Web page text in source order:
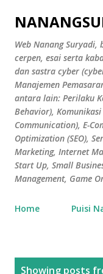
Web Nanang
cerpen, esai serta
dan sastra cyber
Manajemen
antara lain: Perilaku
Behavior),
Communication), E-
Optimization (SEO),
Marketing, Internet
Start Up, Small
Management, Game
Home Puisi
Showing posts